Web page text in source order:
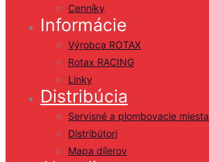
Cenníky
Informácie
Výrobca ROTAX
Rotax RACING
Linky
Distribúcia
Servisné a plombovacie miesta
Distribútori
Mapa dílerov